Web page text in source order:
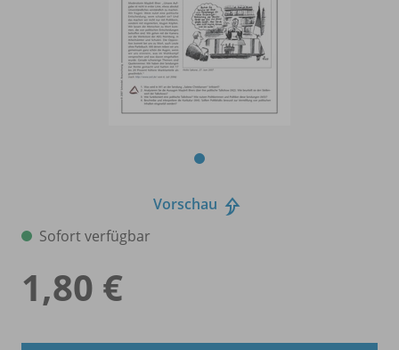
Vorschau
Sofort verfügbar
1,80 €